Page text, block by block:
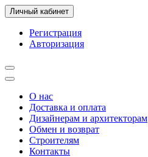
Личный кабинет
Регистрация
Авторизация
О нас
Доставка и оплата
Дизайнерам и архитекторам
Обмен и возврат
Строителям
Контакты